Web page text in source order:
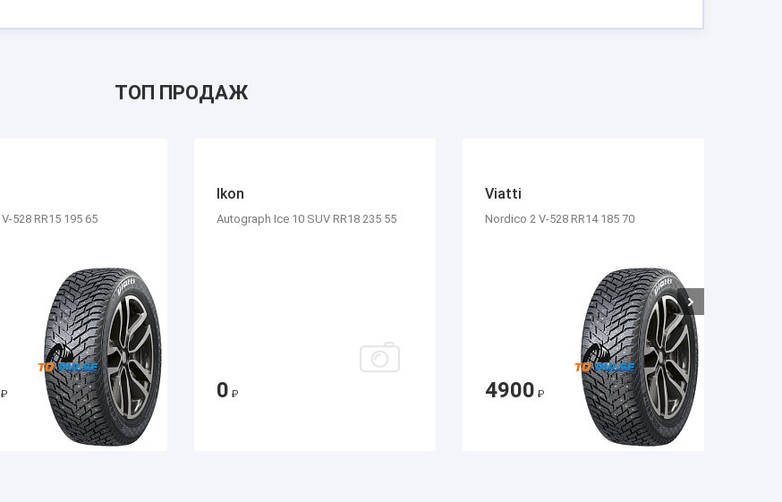
ТОП ПРОДАЖ
528 RR15 195 65
₽
Ikon
Autograph Ice 10 SUV RR18 235 55
0 ₽
Viatti
Nordico 2 V-528 RR14 185 70
4900 ₽